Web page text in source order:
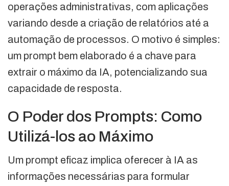
operações administrativas, com aplicações
variando desde a criação de relatórios até a
automação de processos. O motivo é simples:
um prompt bem elaborado é a chave para
extrair o máximo da IA, potencializando sua
capacidade de resposta.
O Poder dos Prompts: Como
Utilizá-los ao Máximo
Um prompt eficaz implica oferecer à IA as
informações necessárias para formular